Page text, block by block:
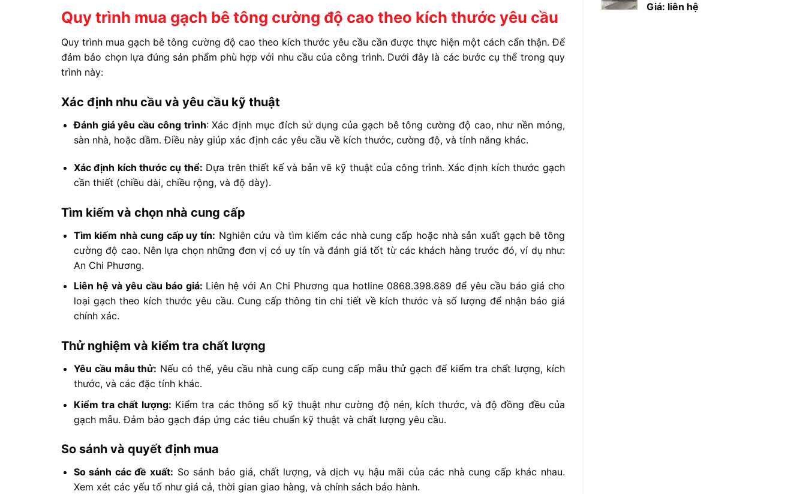
Quy trình mua gạch bê tông cường độ cao theo kích thước yêu cầu
Quy trình mua gạch bê tông cường độ cao theo kích thước yêu cầu cần được thực hiện một cách cẩn thận. Để
đảm bảo chọn lựa đúng sản phẩm phù hợp với nhu cầu của công trình. Dưới đây là các bước cụ thể trong quy
trình này:
Xác định nhu cầu và yêu cầu kỹ thuật
Đánh giá yêu cầu công trình: Xác định mục đích sử dụng của gạch bê tông cường độ cao, như nền móng,
sàn nhà, hoặc dầm. Điều này giúp xác định các yêu cầu về kích thước, cường độ, và tính năng khác.
Xác định kích thước cụ thể: Dựa trên thiết kế và bản vẽ kỹ thuật của công trình. Xác định kích thước gạch
cần thiết (chiều dài, chiều rộng, và độ dày).
Tìm kiếm và chọn nhà cung cấp
Tìm kiếm nhà cung cấp uy tín: Nghiên cứu và tìm kiếm các nhà cung cấp hoặc nhà sản xuất gạch bê tông
cường độ cao. Nên lựa chọn những đơn vị có uy tín và đánh giá tốt từ các khách hàng trước đó, ví dụ như:
An Chi Phương.
Liên hệ và yêu cầu báo giá: Liên hệ với An Chi Phương qua hotline 0868.398.889 để yêu cầu báo giá cho
loại gạch theo kích thước yêu cầu. Cung cấp thông tin chi tiết về kích thước và số lượng để nhận báo giá
chính xác.
Thử nghiệm và kiểm tra chất lượng
Yêu cầu mẫu thử: Nếu có thể, yêu cầu nhà cung cấp cung cấp mẫu thử gạch để kiểm tra chất lượng, kích
thước, và các đặc tính khác.
Kiểm tra chất lượng: Kiểm tra các thông số kỹ thuật như cường độ nén, kích thước, và độ đồng đều của
gạch mẫu. Đảm bảo gạch đáp ứng các tiêu chuẩn kỹ thuật và chất lượng yêu cầu.
So sánh và quyết định mua
So sánh các đề xuất: So sánh báo giá, chất lượng, và dịch vụ hậu mãi của các nhà cung cấp khác nhau.
Xem xét các yếu tố như giá cả, thời gian giao hàng, và chính sách bảo hành.
Giá: liên hệ